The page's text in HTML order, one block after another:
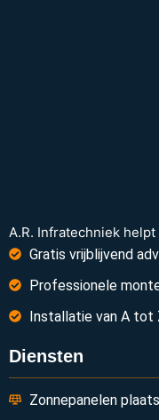
A.R. Infratechniek
Gratis vrijblijvend
Professionele
Installatie van A tot
Diensten
Zonnepanelen